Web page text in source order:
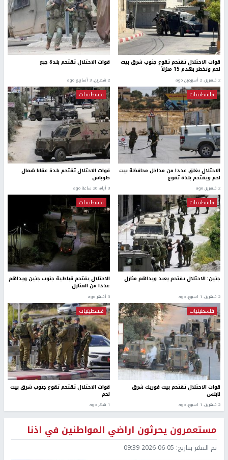
قوات الاحتلال تقتحم تقوع جنوب شرق بيت
لحم وتخطر بهدم 15 منزلاً
2 شهرين، 2 أسبوعين ago
قوات الاحتلال تقتحم بلدة جبع
2 شهرين، 3 أسابيع ago
فلسطينيات
الاحتلال يغلق عددا من مداخل محافظة بيت
لحم ويقتحم بلدة تقوع
2 شهرين ago
فلسطينيات
قوات الاحتلال تقتحم بلدة عقابا شمال
طوباس
3 أيام، 20 ساعة ago
فلسطينيات
جنين: الاحتلال يقتحم يعبد ويداهم منازل
2 شهرين، 1 اسبوع. ago
فلسطينيات
الاحتلال يقتحم قباطية جنوب جنين ويداهم
عددا من المنازل
3 أشهر ago
فلسطينيات
قوات الاحتلال تقتحم بيت فوريك شرق
نابلس
2 شهرين، 1 اسبوع. ago
فلسطينيات
قوات الاحتلال تقتحم تقوع جنوب شرق بيت
لحم
1 شهر ago
مستعمرون يحرثون اراضي المواطنين في اذنا
تم النشر بتاريخ: 2026-06-05 09:39